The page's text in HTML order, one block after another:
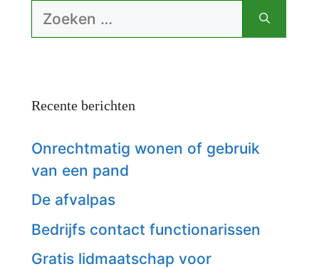
Zoek
Recente berichten
Onrechtmatig wonen of gebruik
van een pand
De afvalpas
Bedrijfs contact functionarissen
Gratis lidmaatschap voor